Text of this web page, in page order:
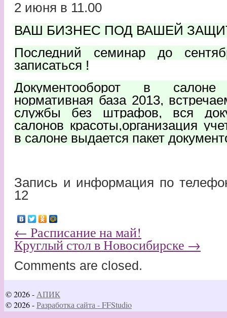
2 июня в 11.00
ВАШ БИЗНЕС ПОД ВАШЕЙ
Последний семинар до
записаться !
Документооборот в
нормативная база 2013,
службы без штрафов, вся
салонов красоты,организация
в салоне выдается пакет
Запись и информация по
12
← Расписание на май!
Круглый стол в Новосибирске →
Comments are closed.
© 2026 - АПИК
© 2026 -Разработка сайта - FFStudio